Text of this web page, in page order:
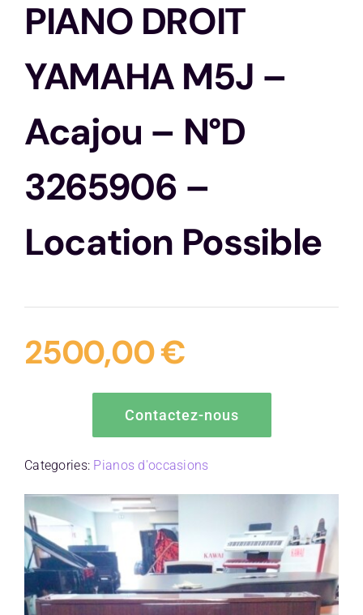
PIANO DROIT
YAMAHA M5J –
Acajou – N°D
3265906 –
Location Possible
2500,00€
Contactez-nous
Categories: Pianos d'occasions